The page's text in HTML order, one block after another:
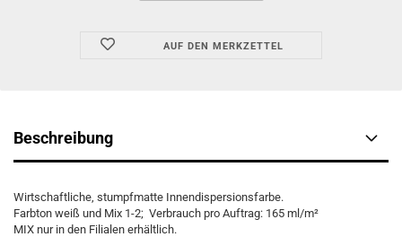
AUF DEN MERKZETTEL
Beschreibung
Wirtschaftliche, stumpfmatte Innendispersionsfarbe.
Farbton weiß und Mix 1-2; Verbrauch pro Auftrag: 165 ml/m²
MIX nur in den Filialen erhältlich.